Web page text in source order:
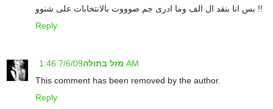
بس انا بنقد ال الف وما ادرى جم صوووت بالانتخابات على شنوو !!
Reply
מזל בתולה 7/6/09 1:46 AM
This comment has been removed by the author.
Reply